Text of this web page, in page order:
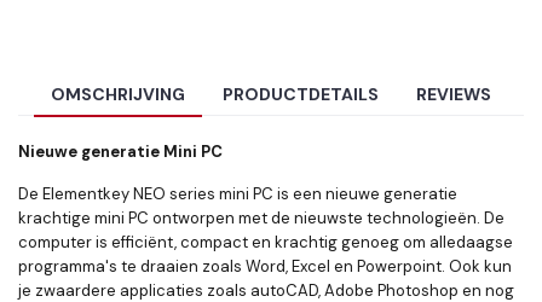
OMSCHRIJVING PRODUCTDETAILS REVIEWS
Nieuwe generatie Mini PC
De Elementkey NEO series mini PC is een nieuwe generatie
krachtige mini PC ontworpen met de nieuwste technologieën. De
computer is efficiënt, compact en krachtig genoeg om alledaagse
programma's te draaien zoals Word, Excel en Powerpoint. Ook kun
je zwaardere applicaties zoals autoCAD, Adobe Photoshop en nog